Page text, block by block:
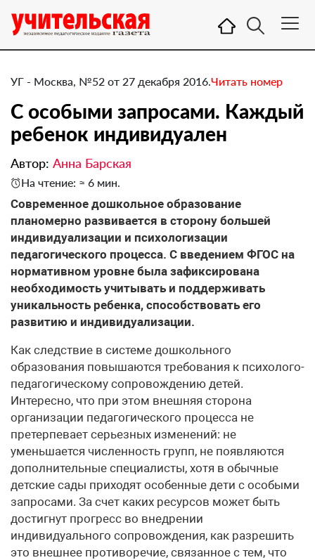
УГ - Москва, №52 от 27 декабря 2016.Читать номер
​С особыми запросами. Каждый
ребенок индивидуален
Автор: Анна Барская
На чтение: ≈ 6 мин.
Современное дошкольное образование
планомерно развивается в сторону большей
индивидуализации и психологизации
педагогического процесса. С введением ФГОС на
нормативном уровне была зафиксирована
необходимость учитывать и поддерживать
уникальность ребенка, способствовать его
развитию и индивидуализации.
Как следствие в системе дошкольного
образования повышаются требования к психолого-
педагогическому сопровождению детей.
Интересно, что при этом внешняя сторона
организации педагогического процесса не
претерпевает серьезных изменений: не
уменьшается численность групп, не появляются
дополнительные специалисты, хотя в обычные
детские сады приходят особенные дети с особыми
запросами. За счет каких ресурсов может быть
достигнут прогресс во внедрении
индивидуального сопровождения, как разрешить
это внешнее противоречие, связанное с тем, что